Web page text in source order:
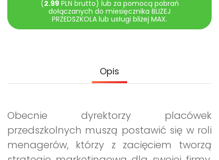
Pomoc
Promocje
(2.99PLN brutto) lub za pomocą pobrań
dołączanych do miesięcznika BLIŻEJ
PRZEDSZKOLA lub usługi bliżej MAX.
Opis
Obecnie dyrektorzy placówek
przedszkolnych muszą postawić się w roli
menagerów, którzy z zacięciem tworzą